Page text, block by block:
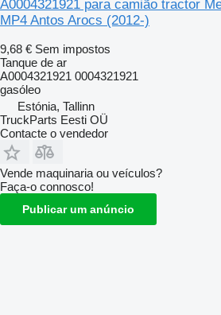
A0004321921 para camião tractor
MP4 Antos Arocs (2012-)
9,68 € Sem impostos
Tanque de ar
A0004321921 0004321921
gasóleo
Estónia, Tallinn
TruckParts Eesti OÜ
Contacte o vendedor
Vende maquinaria ou veículos?
Faça-o connosco!
Publicar um anúncio